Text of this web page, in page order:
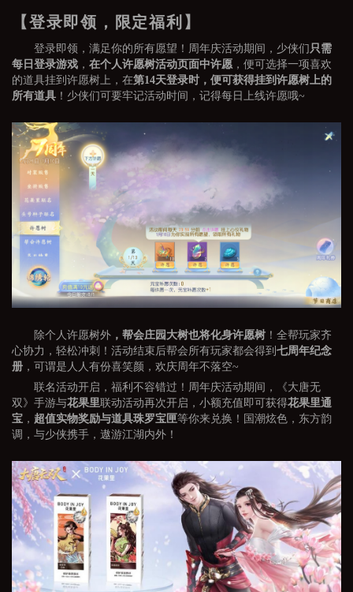
【登录即领，限定福利】
登录即领，满足你的所有愿望！周年庆活动期间，少侠们只需
每日登录游戏， 在个人许愿树活动页面中许愿，便可选择一项喜欢
的道具挂到许愿树上，在第14天登录时，便可获得挂到许愿树上的
所有道具！少侠们可要牢记活动时间，记得每日上线许愿哦~
除个人许愿树外，帮会庄园大树也将化身许愿树！全帮玩家齐
心协力，轻松冲刺！活动结束后帮会所有玩家都会得到 七周年纪念
册，可谓是人人有份喜笑颜，欢庆周年不落空~
联名活动开启，福利不容错过！周年庆活动期间，《大唐无
双》手游与花果里联动活动再次开启，小额充值即可获得花果里通
宝， 超值实物奖励与道具珠罗宝匣等你来兑换！国潮炫色，东方韵
调，与少侠携手，遨游江湖内外！